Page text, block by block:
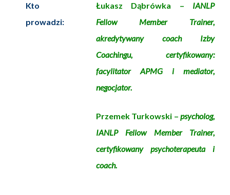
Kto
prowadzi:
Łukasz Dąbrówka – IANLP
Fellow Member Trainer,
akredytywany coach Izby
Coachingu, certyfikowany:
facylitator APMG i mediator,
negocjator.
Przemek Turkowski – psycholog,
IANLP Fellow Member Trainer,
certyfikowany psychoterapeuta i
coach.